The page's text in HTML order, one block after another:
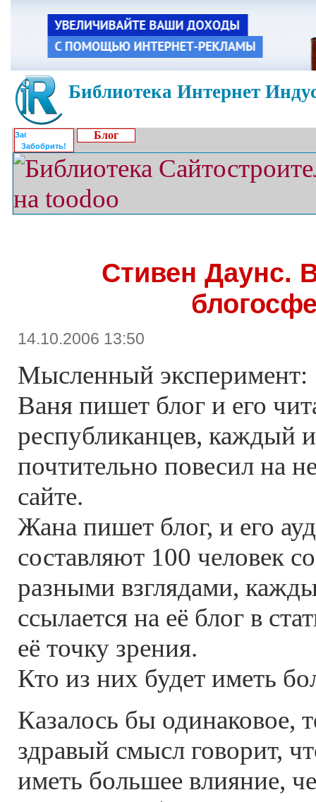
Библиотека Интернет
Забобрить!
Блог
Стивен Даунс.
14.10.2006 13:50
Мысленный эксперимент:
Ваня пишет блог и его
республиканцев, каждый
почтительно повесил на
сайте.
Жана пишет блог, и его
составляют 100 человек
разными взглядами,
ссылается на её блог в
её точку зрения.
Кто из них будет иметь
Казалось бы одинаковое,
здравый смысл говорит,
иметь большее влияние,